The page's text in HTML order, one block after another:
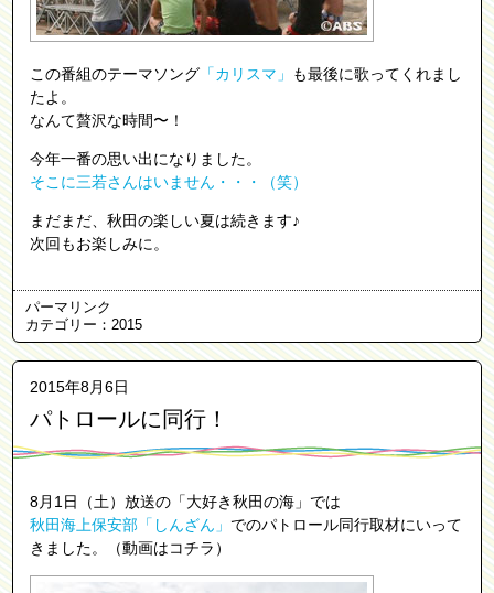
この番組のテーマソング 「カリスマ」
も最後に歌ってくれまし
たよ。
なんて贅沢な時間〜！
今年一番の思い出になりました。
そこに三若さんはいません・・・（笑）
まだまだ、秋田の楽しい夏は続きます♪
次回もお楽しみに。
パーマリンク
カテゴリー：2015
2015年8月6日
パトロールに同行！
8月1日（土）放送の「大好き秋田の海」では
秋田海上保安部「しんざん」 でのパトロール同行取材にいって
きました。（動画はコチラ ）